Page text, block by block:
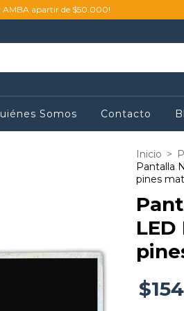
AMBA apartir de $50.000!
Somos Contacto
Inicio >
Pantalla
pines
LED